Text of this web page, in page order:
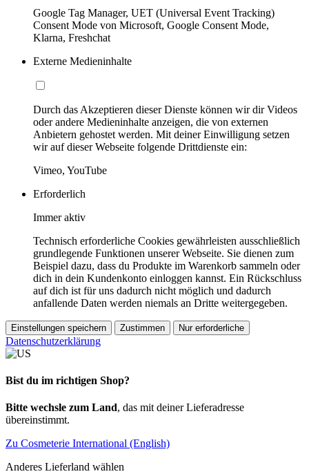
Google Tag Manager, UET (Universal Event Tracking)
Consent Mode von Microsoft, Google Consent Mode,
Klarna, Freshchat
Externe Medieninhalte
Durch das Akzeptieren dieser Dienste können wir dir Videos
oder andere Medieninhalte anzeigen, die von externen
Anbietern gehostet werden. Mit deiner Einwilligung setzen
wir auf dieser Webseite folgende Drittdienste ein:
Vimeo, YouTube
Erforderlich
Immer aktiv
Technisch erforderliche Cookies gewährleisten ausschließlich
grundlegende Funktionen unserer Webseite. Sie dienen zum
Beispiel dazu, dass du Produkte im Warenkorb sammeln oder
dich in dein Kundenkonto einloggen kannst. Ein Rückschluss
auf dich ist für uns dadurch nicht möglich und dadurch
anfallende Daten werden niemals an Dritte weitergegeben.
Einstellungen speichern Zustimmen Nur erforderliche
Datenschutzerklärung
Bist du im richtigen Shop?
Bitte wechsle zum Land, das mit deiner Lieferadresse
übereinstimmt.
Zu Cosmeterie International (English)
Anderes Lieferland wählen